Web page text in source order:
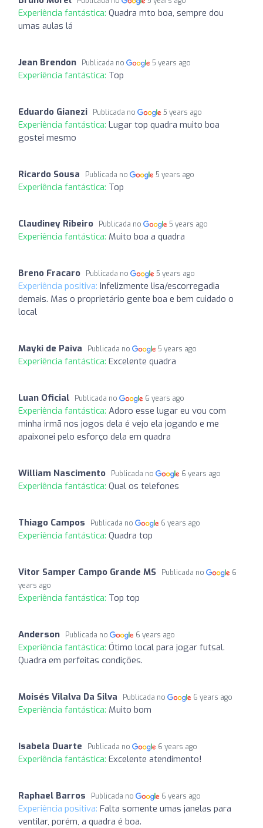
Experiência fantástica: Quadra mto boa, sempre dou
umas aulas lá
Jean Brendon Publicada no 5 years ago
Experiência fantástica: Top
Eduardo Gianezi Publicada no 5 years ago
Experiência fantástica: Lugar top quadra muito boa
gostei mesmo
Ricardo Sousa Publicada no 5 years ago
Experiência fantástica: Top
Claudiney Ribeiro Publicada no 5 years ago
Experiência fantástica: Muito boa a quadra
Breno Fracaro Publicada no 5 years ago
Experiência positiva: Infelizmente lisa/escorregadia
demais. Mas o proprietário gente boa e bem cuidado o
local
Mayki de Paiva Publicada no 5 years ago
Experiência fantástica: Excelente quadra
Luan Oficial Publicada no 6 years ago
Experiência fantástica: Adoro esse lugar eu vou com
minha irmã nos jogos dela é vejo ela jogando e me
apaixonei pelo esforço dela em quadra
William Nascimento Publicada no 6 years ago
Experiência fantástica: Qual os telefones
Thiago Campos Publicada no 6 years ago
Experiência fantástica: Quadra top
Vitor Samper Campo Grande MS Publicada no
6
years ago
Experiência fantástica: Top top
Anderson Publicada no 6 years ago
Experiência fantástica: Ótimo local para jogar futsal.
Quadra em perfeitas condições.
Moisés Vilalva Da Silva Publicada no 6 years ago
Experiência fantástica: Muito bom
Isabela Duarte Publicada no 6 years ago
Experiência fantástica: Excelente atendimento!
Raphael Barros Publicada no 6 years ago
Experiência positiva: Falta somente umas janelas para
ventilar, porém, a quadra é boa.